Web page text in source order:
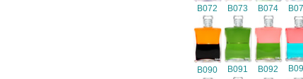
B072 B073 B074
B090 B091 B092